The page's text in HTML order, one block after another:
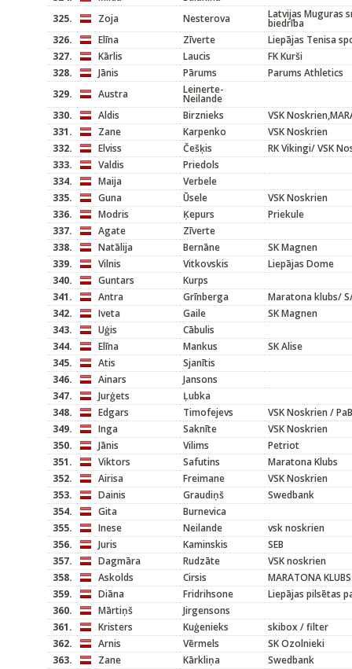
325.
Zoja Nesterova Latvijas Muguras
biedrība
326.
Elīna Zīverte
Liepājas Tenisa
327.
Kārlis Laucis
FK Kurši
328.
Jānis Pārums
Parums Athletics
329.
Austra Leinerte-
Neilande
330.
Aldis Birznieks
VSK
331.
Zane Karpenko
VSK Noskrien
332.
Elviss Češķis
RK Vikingi/ VSK
333.
Valdis
Priedols
334.
Maija
Verbele
335.
Guna Ūsele
VSK Noskrien
336.
Modris Ķepurs
Priekule
337.
Agate
Zīverte
338.
Natālija Bernāne
SK Magnen
339.
Vilnis Vitkovskis
Liepājas Dome
340.
Guntars
Kurps
341.
Antra Grīnberga
Maratona klubs/
342.
Iveta Gaile
SK Magnen
343.
Uģis
Cābulis
344.
Elīna Mankus
SK Alise
345.
Atis
Sjanītis
346.
Ainars
Jansons
347.
Jurģets
Ļubka
348.
Edgars Timofejevs
VSK Noskrien /
349.
Inga Saknīte
VSK Noskrien
350.
Jānis Vilims
Petriot
351.
Viktors Safutins
Maratona Klubs
352.
Airisa Freimane
VSK Noskrien
353.
Dainis Graudiņš
Swedbank
354.
Gita
Burnevica
355.
Inese Neilande
vsk noskrien
356.
Juris Kaminskis
SEB
357.
Dagmāra Rudzāte
VSK noskrien
358.
Askolds Cirsis
MARATONA KLUBS
359.
Diāna Fridrihsone
Liepājas pilsētas
360.
Mārtiņš
Jirgensons
361.
Kristers Kuģenieks
skibox / filter
362.
Arnis Vērmels
SK Ozolnieki
363.
Zane Kārkliņa
Swedbank